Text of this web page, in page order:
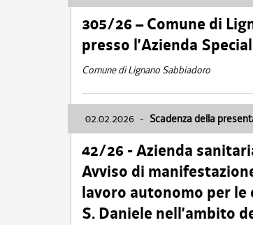
305/26 – Comune di
presso l’Azienda
Comune di Lignano Sabbiadoro
02.02.2026 - Scadenza della
42/26 - Azienda
Avviso di
lavoro autonomo per le
S. Daniele nell’ambito